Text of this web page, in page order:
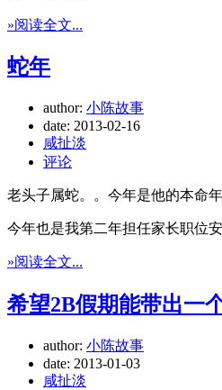
»阅读全文...
蛇年
author: 小陈故事
date: 2013-02-16
咸扯淡
评论
老头子属蛇。。今年是他的本命年
今年也是我第二年担任家长职位
»阅读全文...
希望2B假期能带出一
author: 小陈故事
date: 2013-01-03
咸扯淡